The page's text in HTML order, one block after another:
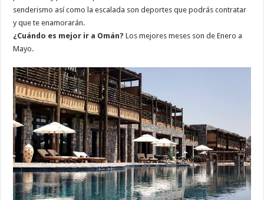
senderismo así como la escalada son deportes que podrás contratar
y que te enamorarán.
¿Cuándo es mejor ir a Omán?Los mejores meses son de Enero a
Mayo.